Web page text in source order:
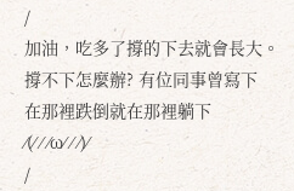
/
加油，吃多了撐的下去就會長大。
撐不下怎麼辦? 有位同事曾寫下
在那裡跌倒就在那裡躺下
⁄(⁄ ⁄ ⁄ω⁄ ⁄ ⁄)⁄
/